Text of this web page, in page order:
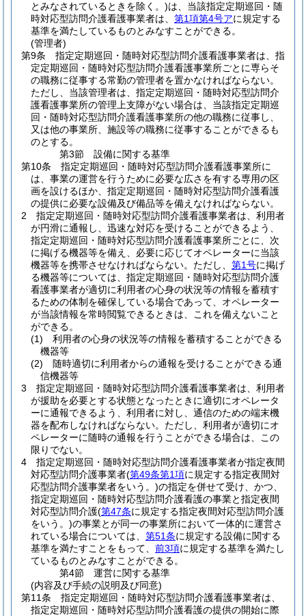
とみなされているときを除く。)は、当該指定定期巡回・随
時対応型訪問介護看護事業者は、 第1項第4号アに規定する
基準を満たしているものとみなすことができる。
(管理者)
第9条
指定定期巡回・随時対応型訪問介護看護事業者は、指
定定期巡回・随時対応型訪問介護看護事業所ごとに専らそ
の職務に従事する常勤の管理者を置かなければならない。
ただし、当該管理者は、指定定期巡回・随時対応型訪問介
護看護事業所の管理上支障がない場合は、当該指定定期巡
回・随時対応型訪問介護看護事業所の他の職務に従事し、
又は他の事業所、施設等の職務に従事することができるも
のとする。
第3節
設備に関する基準
第10条
指定定期巡回・随時対応型訪問介護看護事業所に
は、事業の運営を行うために必要な広さを有する専用の区
画を設けるほか、指定定期巡回・随時対応型訪問介護看護
の提供に必要な設備及び備品等を備えなければならない。
2
指定定期巡回・随時対応型訪問介護看護事業者は、利用者
が円滑に通報し、迅速な対応を受けることができるよう、
指定定期巡回・随時対応型訪問介護看護事業所ごとに、次
に掲げる機器等を備え、必要に応じてオペレーターに当該
機器等を携帯させなければならない。 ただし、 第1号に掲げ
る機器等については、指定定期巡回・随時対応型訪問介護
看護事業者が適切に利用者の心身の状況等の情報を蓄積す
るための体制を確保している場合であって、オペレーター
が当該情報を常時閲覧できるときは、これを備えないこと
ができる。
(1)
利用者の心身の状況等の情報を蓄積することができる
機器等
(2)
随時適切に利用者からの通報を受けることができる通
信機器等
3
指定定期巡回・随時対応型訪問介護看護事業者は、利用者
が援助を必要とする状態となったときに適切にオペレータ
ーに通報できるよう、利用者に対し、通信のための端末機
器を配布しなければならない。 ただし、利用者が適切にオ
ペレーターに随時の通報を行うことができる場合は、この
限りでない。
4
指定定期巡回・随時対応型訪問介護看護事業者が指定夜間
対応型訪問介護事業者(第49条第1項に規定する指定夜間対
応型訪問介護事業者をいう。)の指定を併せて受け、かつ、
指定定期巡回・随時対応型訪問介護看護の事業と指定夜間
対応型訪問介護(第47条に規定する指定夜間対応型訪問介護
をいう。)の事業とが同一の事業所において一体的に運営さ
れている場合については、 第51条に規定する設備に関する
基準を満たすことをもって、 前3項に規定する基準を満たし
ているものとみなすことができる。
第4節
運営に関する基準
(内容及び手続の説明及び同意)
第11条
指定定期巡回・随時対応型訪問介護看護事業者は、
指定定期巡回・随時対応型訪問介護看護の提供の開始に際